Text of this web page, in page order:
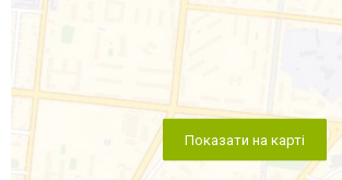
Показати на карті